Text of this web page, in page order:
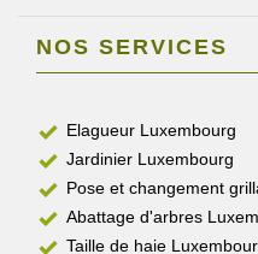
NOS SERVICES
Elagueur Luxembourg
Jardinier Luxembourg
Pose et changement
Abattage d'arbres
Taille de haie